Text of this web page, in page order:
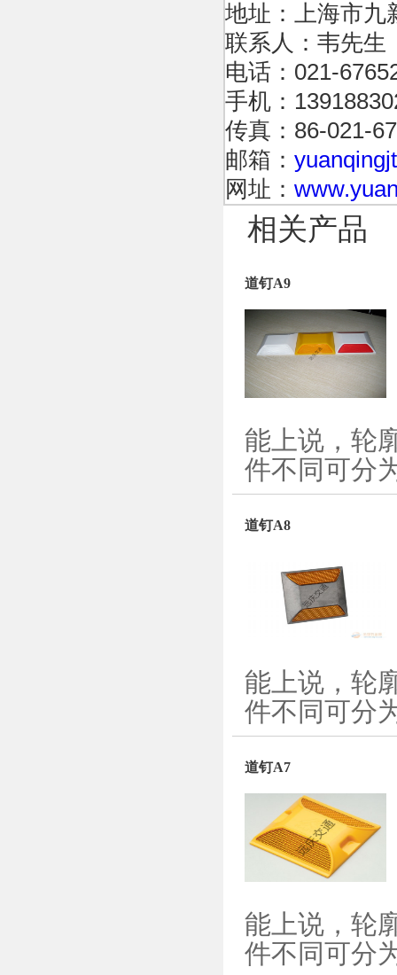
地址：上海市九
联系人：韦先生
电话：021-
手机：
传真：86-021-
邮箱：
网址：
相关产品
道钉A9
能上说，轮
件不同可分
道钉A8
能上说，轮
件不同可分
道钉A7
能上说，轮
件不同可分